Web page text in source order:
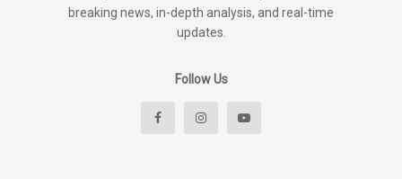
breaking news, in-depth analysis, and real-time
updates.
Follow Us